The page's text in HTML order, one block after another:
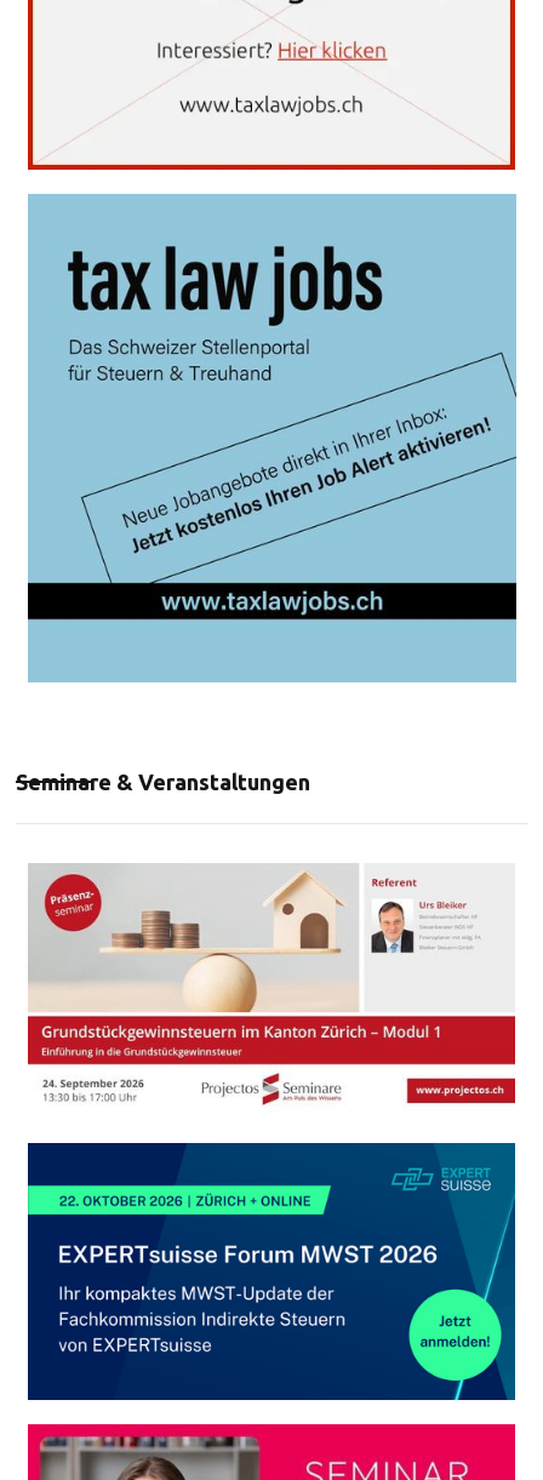
Seminare & Veranstaltungen